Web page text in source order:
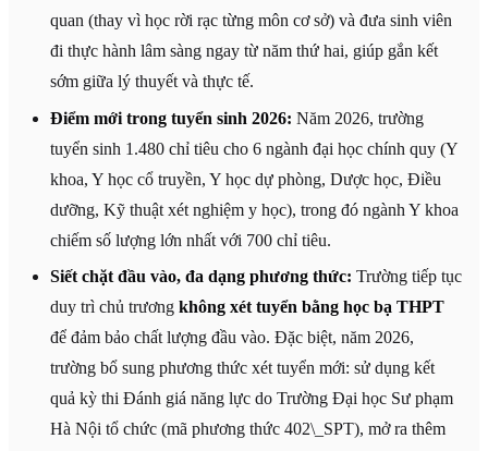
quan (thay vì học rời rạc từng môn cơ sở) và đưa sinh viên
đi thực hành lâm sàng ngay từ năm thứ hai, giúp gắn kết
sớm giữa lý thuyết và thực tế.
Điểm mới trong tuyển sinh 2026: Năm 2026, trường
tuyển sinh 1.480 chỉ tiêu cho 6 ngành đại học chính quy (Y
khoa, Y học cổ truyền, Y học dự phòng, Dược học, Điều
dưỡng, Kỹ thuật xét nghiệm y học), trong đó ngành Y khoa
chiếm số lượng lớn nhất với 700 chỉ tiêu.
Siết chặt đầu vào, đa dạng phương thức: Trường tiếp tục
duy trì chủ trương không xét tuyển bằng học bạ THPT
để đảm bảo chất lượng đầu vào. Đặc biệt, năm 2026,
trường bổ sung phương thức xét tuyển mới: sử dụng kết
quả kỳ thi Đánh giá năng lực do Trường Đại học Sư phạm
Hà Nội tổ chức (mã phương thức 402\_SPT), mở ra thêm